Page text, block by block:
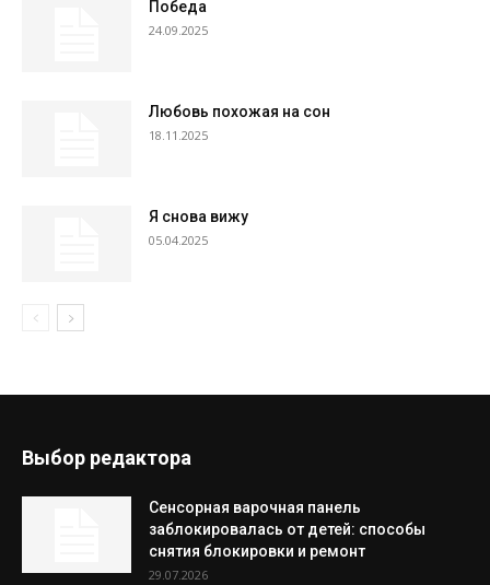
Победа
24.09.2025
Любовь похожая на сон
18.11.2025
Я снова вижу
05.04.2025
Выбор редактора
Сенсорная варочная панель
заблокировалась от детей: способы
снятия блокировки и ремонт
29.07.2026